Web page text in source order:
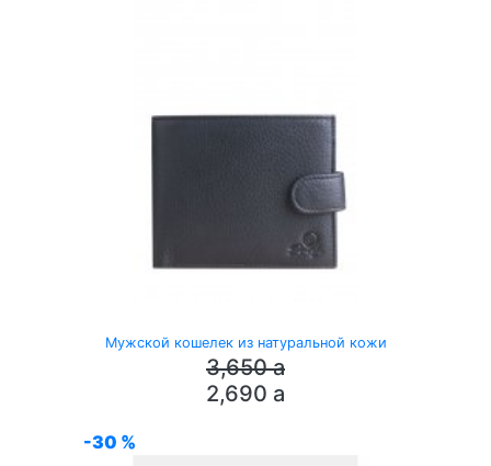
Мужской кошелек из натуральной кожи
3,650a
2,690 a
-30 %